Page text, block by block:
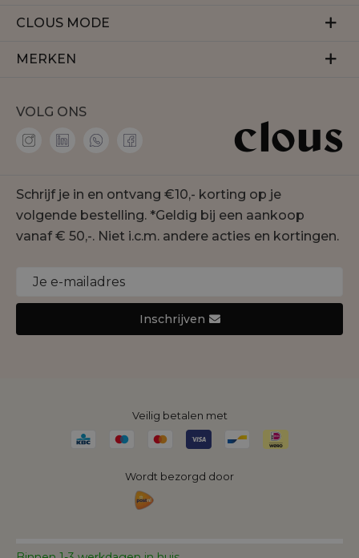
Veelgestelde vragen
Betalen
CLOUS MODE
Over ons
Membership
Onze winkels
Duurzaamheid
Cookie statement
MERKEN
Accentil
Amaya Amsterdam
Geisha
Gustav
Jansen Amsterdam
Monari
Nukus
Rino&Pelle
VOLG ONS
Schrijf je in en ontvang €10,- korting op je
volgende bestelling. *Geldig bij een aankoop
vanaf € 50,-. Niet i.c.m. andere acties en kortingen.
Inschrijven
Veilig betalen met
Wordt bezorgd door